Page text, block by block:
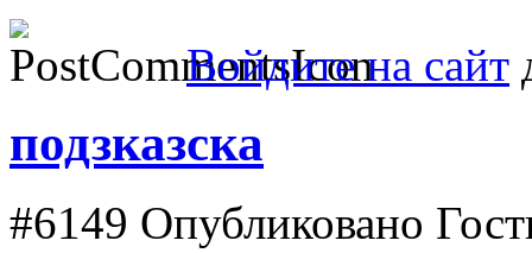
Войдите на сайт
подзказска
#6149 Опубликовано